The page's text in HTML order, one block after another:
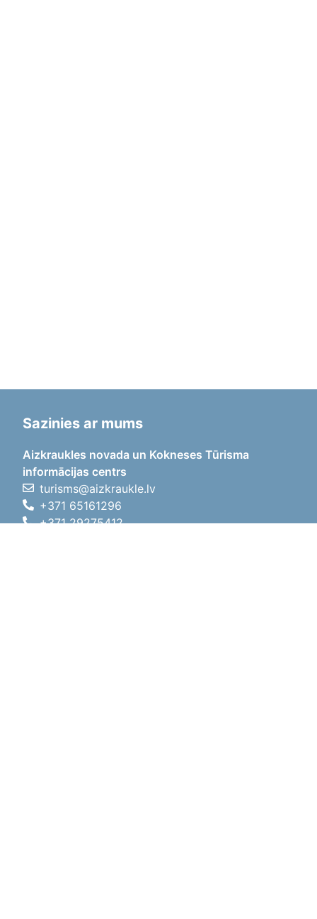
Sazinies ar mums
Aizkraukles novada un Kokneses Tūrisma
informācijas centrs
turisms@aizkraukle.lv
+371 65161296
+371 29275412